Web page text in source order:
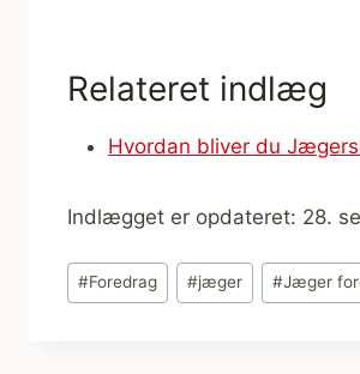
Relateret indlæg
Hvordan bliver du
Indlægget er opdateret: 28.
Indlæg-
tags:
#Foredrag #jæger #Jæger